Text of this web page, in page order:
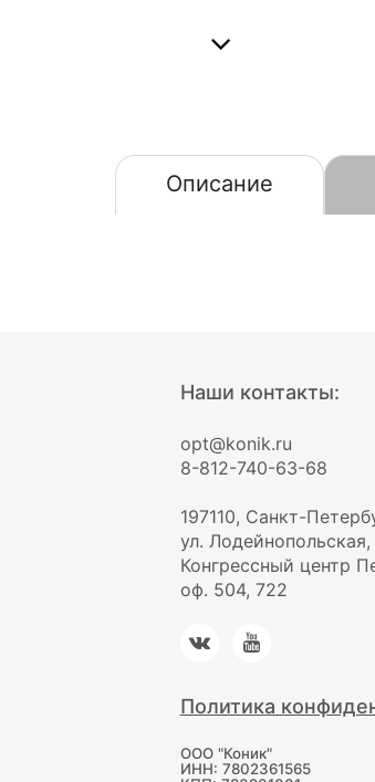
Описание
Наши контакты:
opt@konik.ru
8-812-740-63-68
197110, Санкт-
ул.
Конгрессный центр
оф. 504, 722
Политика
ООО "Коник"
ИНН: 7802361565